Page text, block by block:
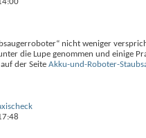
nicht weniger
die Lupe genommen und einige
der Seite Akku-und-Roboter-